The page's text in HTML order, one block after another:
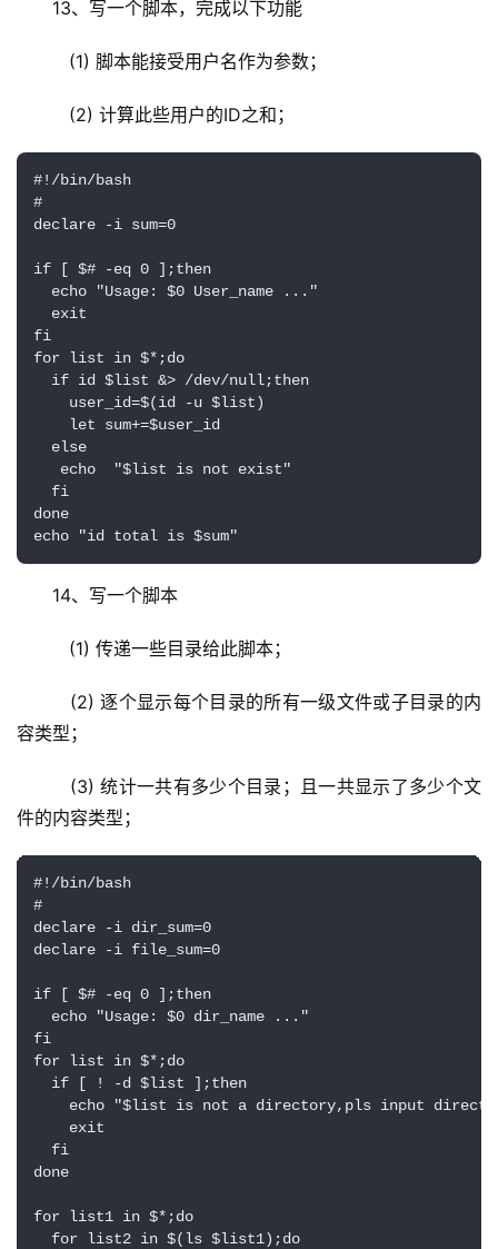
13、写一个脚本，完成以下功能
(1) 脚本能接受用户名作为参数；
(2) 计算此些用户的ID之和；
#!/bin/bash
#
declare -i sum=0
if [ $# -eq 0 ];then
echo "Usage: $0 User_name ..."
exit
fi
for list in $*;do
if id $list &> /dev/null;then
user_id=$(id -u $list)
let sum+=$user_id
else
echo  "$list is not exist"
fi
done
echo "id total is $sum"
14、写一个脚本
(1) 传递一些目录给此脚本；
(2) 逐个显示每个目录的所有一级文件或子目录的内
容类型；
(3) 统计一共有多少个目录；且一共显示了多少个文
件的内容类型；
#!/bin/bash
#
declare -i dir_sum=0
declare -i file_sum=0
if [ $# -eq 0 ];then
echo "Usage: $0 dir_name ..."
fi
for list in $*;do
if [ ! -d $list ];then
echo "$list is not a directory,pls input
exit
fi
done
for list1 in $*;do
for list2 in $(ls $list1);do